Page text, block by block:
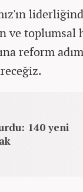
ve toplumsal
reform
140 yeni